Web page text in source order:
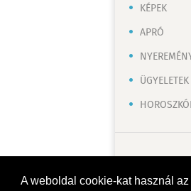
A weboldal cookie-kat használ
KÉPEK
APRÓ
ÜGYELETEK